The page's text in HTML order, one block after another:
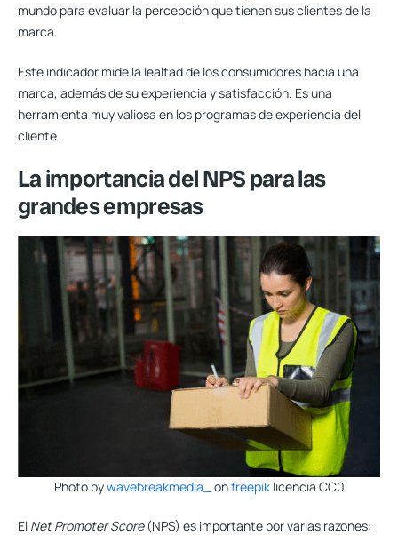
mundo para evaluar la percepción que tienen sus clientes de la
marca.
Este indicador mide la lealtad de los consumidores hacia una
marca, además de su experiencia y satisfacción. Es una
herramienta muy valiosa en los programas de experiencia del
cliente.
La importancia del NPS para las
grandes empresas
Photo bywavebreakmedia_ onfreepiklicencia CC0
El Net Promoter Score(NPS) es importante por varias razones: